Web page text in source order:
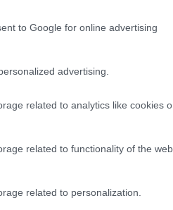
to Google for online advertising
advertising.
related to analytics like cookies
related to functionality of the
related to personalization.